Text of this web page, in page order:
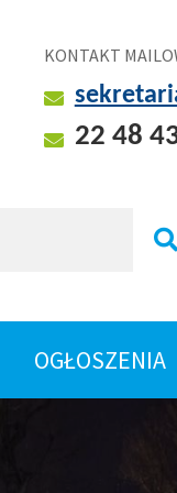
KONTAKT
22 48
OGŁOSZENIA